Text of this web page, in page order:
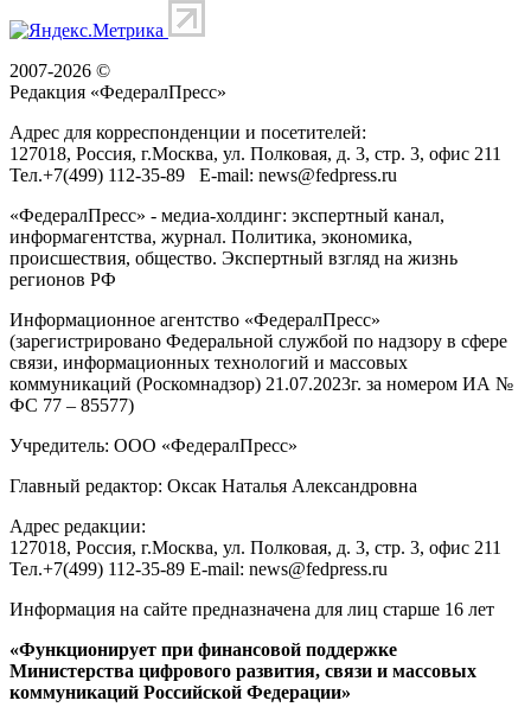
2007-2026 ©
Редакция «ФедералПресс»
Адрес для корреспонденции и посетителей:
127018, Россия, г.Москва, ул. Полковая, д. 3, стр. 3, офис 211
Тел.+7(499) 112-35-89 E-mail: news@fedpress.ru
«ФедералПресс» - медиа-холдинг: экспертный канал,
информагентства, журнал. Политика, экономика,
происшествия, общество. Экспертный взгляд на жизнь
регионов РФ
Информационное агентство «ФедералПресс»
(зарегистрировано Федеральной службой по надзору в сфере
связи, информационных технологий и массовых
коммуникаций (Роскомнадзор) 21.07.2023г. за номером ИА №
ФС 77 – 85577)
Учредитель: ООО «ФедералПресс»
Главный редактор: Оксак Наталья Александровна
Адрес редакции:
127018, Россия, г.Москва, ул. Полковая, д. 3, стр. 3, офис 211
Тел.+7(499) 112-35-89 E-mail: news@fedpress.ru
Информация на сайте предназначена для лиц старше 16 лет
«Функционирует при финансовой поддержке
Министерства цифрового развития, связи и массовых
коммуникаций Российской Федерации»